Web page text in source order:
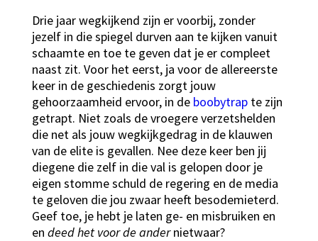
Drie jaar wegkijkend zijn er voorbij, zonder
jezelf in die spiegel durven aan te kijken vanuit
schaamte en toe te geven dat je er compleet
naast zit. Voor het eerst, ja voor de allereerste
keer in de geschiedenis zorgt jouw
gehoorzaamheid ervoor, in de boobytrapte zijn
getrapt. Niet zoals de vroegere verzetshelden
die net als jouw wegkijkgedrag in de klauwen
van de elite is gevallen. Nee deze keer ben jij
diegene die zelf in die val is gelopen door je
eigen stomme schuld de regering en de media
te geloven die jou zwaar heeft besodemieterd.
Geef toe, je hebt je laten ge- en misbruiken en
en deed het voor de andernietwaar?